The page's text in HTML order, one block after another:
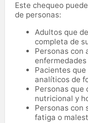
Este chequeo
de personas:
Adultos que
completa de
Personas con
Pacientes
analíticos de
Personas que
nutricional y
Personas con
fatiga o